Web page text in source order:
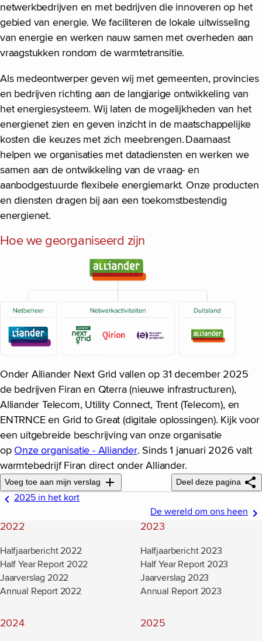
netwerkbedrijven en met bedrijven die innoveren op het
gebied van energie. We faciliteren de lokale uitwisseling
van energie en werken nauw samen met overheden aan
vraagstukken rondom de warmtetransitie.
Als medeontwerper geven wij met gemeenten, provincies
en bedrijven richting aan de langjarige ontwikkeling van
het energiesysteem. Wij laten de mogelijkheden van het
energienet zien en geven inzicht in de maatschappelijke
kosten die keuzes met zich meebrengen. Daarnaast
helpen we organisaties met datadiensten en werken we
samen aan de ontwikkeling van de vraag- en
aanbodgestuurde flexibele energiemarkt. Onze producten
en diensten dragen bij aan een toekomstbestendig
energienet.
Hoe we georganiseerd zijn
Onder Alliander Next Grid vallen op 31 december 2025
de bedrijven Firan en Qterra (nieuwe infrastructuren),
Alliander Telecom, Utility Connect, Trent (Telecom), en
ENTRNCE en Grid to Great (digitale oplossingen). Kijk voor
een uitgebreide beschrijving van onze organisatie
op Onze organisatie - Alliander(new window)
. Sinds 1 januari 2026 valt
warmtebedrijf Firan direct onder Alliander.
Voeg toe aan mijn verslag Deel deze pagina
2025 in het kort
De wereld om ons heen
2022
Halfjaarbericht 2022
Half Year Report 2022
Jaarverslag 2022
Annual Report 2022
2023
Halfjaarbericht 2023
Half Year Report 2023
Jaarverslag 2023
Annual Report 2023
2024 2025